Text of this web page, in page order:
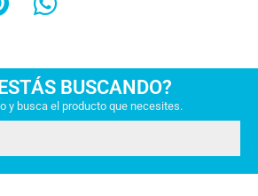
BUSCANDO?
y busca el producto que necesites.